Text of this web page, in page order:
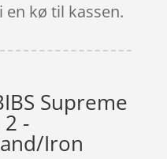
kø til kassen.
Supreme
2 -
Iron